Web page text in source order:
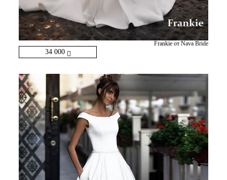
34 000
Frankie от Nava Bride